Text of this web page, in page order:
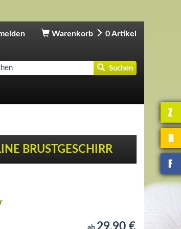
Z
H
F
Warenkorb 0Artikel
Suchen
BRUSTGESCHIRR
29,90 €